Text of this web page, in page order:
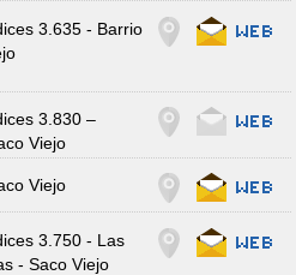
3.635 - Barrio
3.830 –
Viejo
Viejo
3.750 - Las
- Saco Viejo